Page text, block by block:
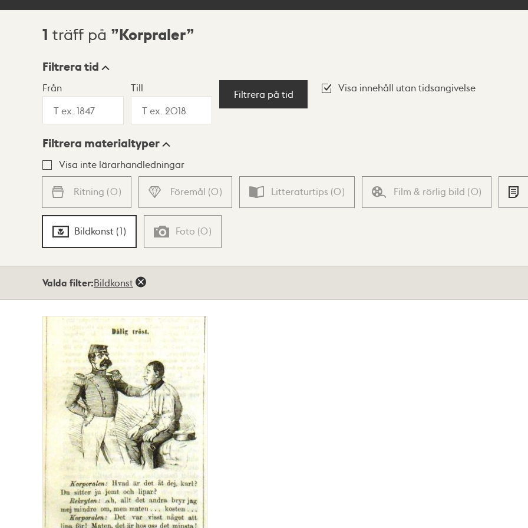
Sökresultat
1 träff på Korpraler
Visningsläge
Lista Karta
Filtrera tid
Från Till
Filtrera på tid
Visa innehåll utan tidsangivelse
Filtrera materialtyper
Visa inte lärarhandledningar
Ritning (0) Föremål (0) Litteraturtips (0) Film & rörlig bild (0)
Bildkonst (1) Foto (0)
Valda filter:Bildkonst